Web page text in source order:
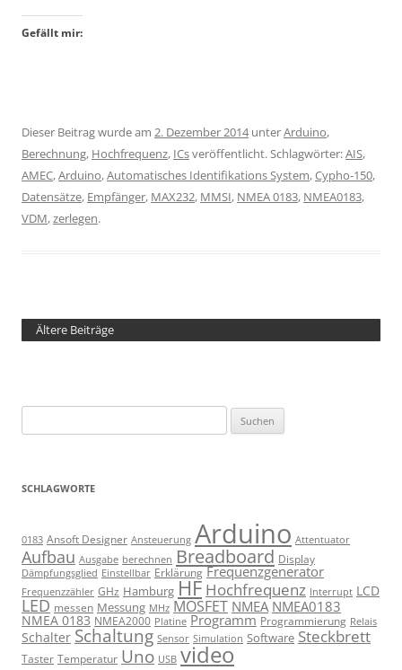
Gefällt mir:
Dieser Beitrag wurde am 2. Dezember 2014unterArduino,
Berechnung, Hochfrequenz, ICsveröffentlicht. Schlagwörter:AIS,
AMEC,Arduino,Automatisches Identifikations System,Cypho-150,
Datensätze, Empfänger, MAX232, MMSI, NMEA 0183, NMEA0183,
VDM,zerlegen.
Ältere Beiträge
nach:
SCHLAGWORTE
0183 Ansoft Designer Ansteuerung Arduino Attentuator
Aufbau Ausgabe berechnen Breadboard Display
Dämpfungsglied Einstellbar Erklärung Frequenzgenerator
Frequenzzähler GHz Hamburg HF Hochfrequenz Interrupt LCD
LED messen Messung MHz MOSFET NMEA NMEA0183
NMEA 0183 NMEA2000 Platine Programm Programmierung Relais
Schalter Schaltung Sensor Simulation Software Steckbrett
Taster Temperatur Uno USB video